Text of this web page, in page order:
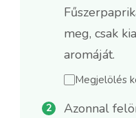
meg, csak
aromáját.
Megjelölés
Azonnal